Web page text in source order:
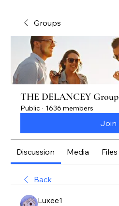
Groups
THE DELANCEY Group
Public · 1636 members
Join
Discussion Media Files
Back
Luxee1